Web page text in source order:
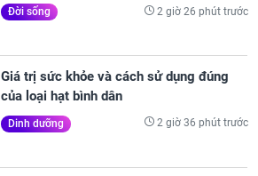
Đời sống 2 giờ 26 phút trước
Giá trị sức khỏe và cách sử dụng đúng
của loại hạt bình dân
Dinh dưỡng 2 giờ 36 phút trước